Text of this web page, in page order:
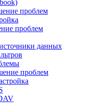
проблем
проблем
данных
проблем